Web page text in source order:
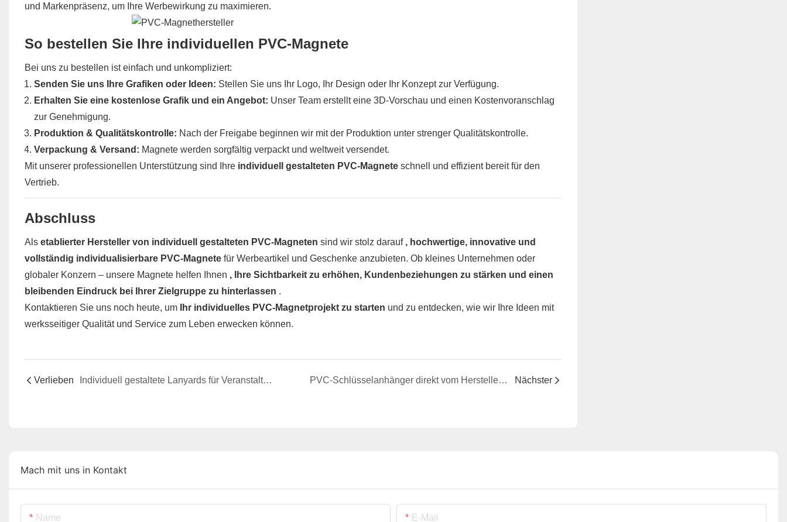
und Markenpräsenz, um Ihre Werbewirkung zu maximieren.
So bestellen Sie Ihre individuellen PVC-Magnete
Bei uns zu bestellen ist einfach und unkompliziert:
Senden Sie uns Ihre Grafiken oder Ideen: Stellen Sie uns Ihr Logo, Ihr Design oder Ihr Konzept zur Verfügung.
Erhalten Sie eine kostenlose Grafik und ein Angebot: Unser Team erstellt eine 3D-Vorschau und einen Kostenvoranschlag
zur Genehmigung.
Produktion & Qualitätskontrolle: Nach der Freigabe beginnen wir mit der Produktion unter strenger Qualitätskontrolle.
Verpackung & Versand: Magnete werden sorgfältig verpackt und weltweit versendet.
Mit unserer professionellen Unterstützung sind Ihre individuell gestalteten PVC-Magneteschnell und effizient bereit für den
Vertrieb.
Abschluss
Als etablierter Hersteller von individuell gestalteten PVC-Magneten sind wir stolz darauf , hochwertige, innovative und
vollständig individualisierbare PVC-Magnetefür Werbeartikel und Geschenke anzubieten. Ob kleines Unternehmen oder
globaler Konzern – unsere Magnete helfen Ihnen , Ihre Sichtbarkeit zu erhöhen, Kundenbeziehungen zu stärken und einen
bleibenden Eindruck bei Ihrer Zielgruppe zu hinterlassen .
Kontaktieren Sie uns noch heute, um
Ihr individuelles PVC-Magnetprojekt zu starten und zu entdecken, wie wir Ihre Ideen mit
werksseitiger Qualität und Service zum Leben erwecken können.
Verlieben Individuell gestaltete Lanyards für Veranstaltungen, Ausweise &amp; Branding | Hersteller &amp; Lieferant PVC-Schlüsselanhänger direkt vom Hersteller – Großbestellungen, Großhandel &amp; individuelle Designs Nächster
Mach mit uns in Kontakt
Name E-Mail